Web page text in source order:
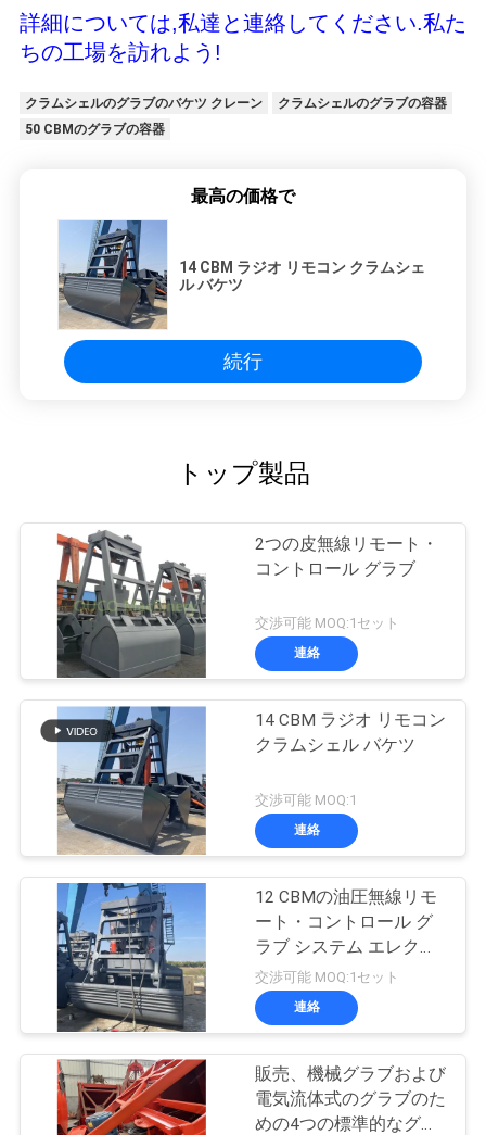
詳細については,私達と連絡してください.私た
ちの工場を訪れよう!
クラムシェルのグラブのバケツ クレーン
クラムシェルのグラブの容器
50 CBMのグラブの容器
最高の価格で
14 CBM ラジオ リモコン クラムシェ
ル バケツ
続行
トップ製品
2つの皮無線リモート・
コントロール グラブ
交渉可能 MOQ:1セット
連絡
14 CBM ラジオ リモコン
クラムシェル バケツ
交渉可能 MOQ:1
連絡
12 CBMの油圧無線リモ
ート・コントロール グ
ラブ システム エレクト
ロ
交渉可能 MOQ:1セット
連絡
販売、機械グラブおよび
電気流体式のグラブのた
めの4つの標準的なグラ